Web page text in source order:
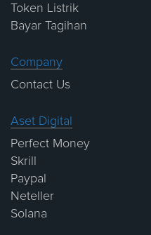
Token Listrik
Bayar Tagihan
Company
Contact Us
Aset Digital
Perfect Money
Skrill
Paypal
Neteller
Solana